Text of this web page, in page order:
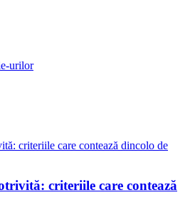
urilor
criteriile care contează